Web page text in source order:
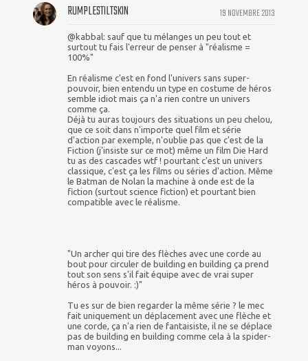
19 NOVEMBRE 2013
RUMPLESTILTSKIN
@kabbal: sauf que tu mélanges un peu tout et
surtout tu fais l'erreur de penser à "réalisme =
100%"
En réalisme c'est en fond l'univers sans super-
pouvoir, bien entendu un type en costume de héros
semble idiot mais ça n'a rien contre un univers
comme ça.
Déjà tu auras toujours des situations un peu chelou,
que ce soit dans n'importe quel film et série
d'action par exemple, n'oublie pas que c'est de la
Fiction (j'insiste sur ce mot) même un film Die Hard
tu as des cascades wtf ! pourtant c'est un univers
classique, c'est ça les films ou séries d'action. Même
le Batman de Nolan la machine à onde est de la
fiction (surtout science fiction) et pourtant bien
compatible avec le réalisme.
"Un archer qui tire des flèches avec une corde au
bout pour circuler de building en building ça prend
tout son sens s'il fait équipe avec de vrai super
héros à pouvoir. :)"
Tu es sur de bien regarder la même série ? le mec
fait uniquement un déplacement avec une flèche et
une corde, ça n'a rien de fantaisiste, il ne se déplace
pas de building en building comme cela à la spider-
man voyons...